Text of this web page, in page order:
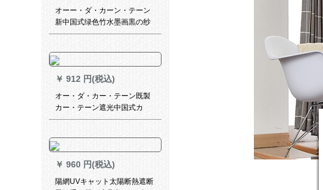
オーー・ダ・カーン・テーン
新中国式绿色竹水墨画黒の纱
カーターテーン寝室リングビ
ーテーンンンンテーンンンン
テーリングリングリングリン
グリングリングリングリング
リングリング04デフォルト
纱、一メトールダーダーダー
￥ 912 円(税込)
オー・ダ・カー・テーン既製
カー・テーン遮光中国式カ
ー・テール・テップ・ディス
窓レ・スカーンテージリンク
カーンフックフックフックフ
ックカーン打穴オプションド
ア取付け12既製カーテ・テー
￥ 960 円(税込)
陽網UVキャット太陽断熱遮断